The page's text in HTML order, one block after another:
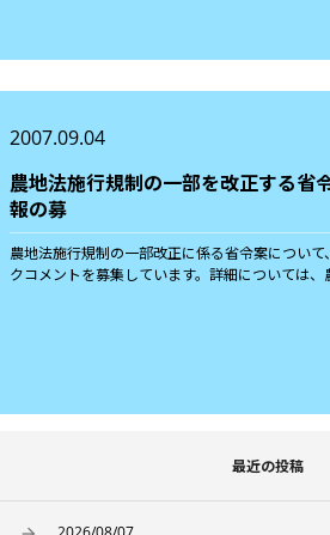
2007.09.04
農地法施行規制の一部を改正する省
報の募
農地法施行規制の一部改正に係る省令案につい
クコメントを募集しています。詳細については
最近の投稿